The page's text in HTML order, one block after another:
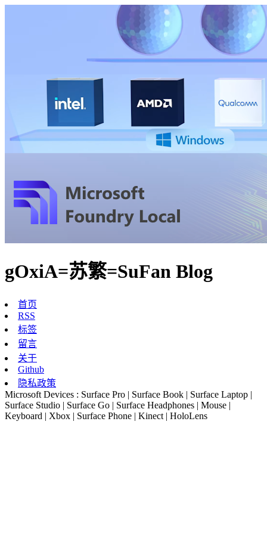
gOxiA=苏繁=SuFan Blog
首页
RSS
标签
留言
关于
Github
隐私政策
Microsoft Devices : Surface Pro | Surface Book | Surface Laptop |
Surface Studio | Surface Go | Surface Headphones | Mouse |
Keyboard | Xbox | Surface Phone | Kinect | HoloLens